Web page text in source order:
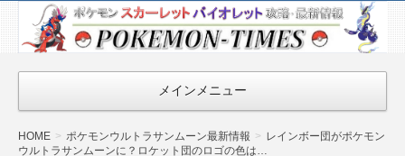
ポケモン最新
情報まとめ
『POKEMON-
TIMES』
メインメニュー
HOME ポケモンウルトラサンムーン最新情報
レインボー団がポケモン
ウルトラサンムーンに？ロケット団のロゴの色は…